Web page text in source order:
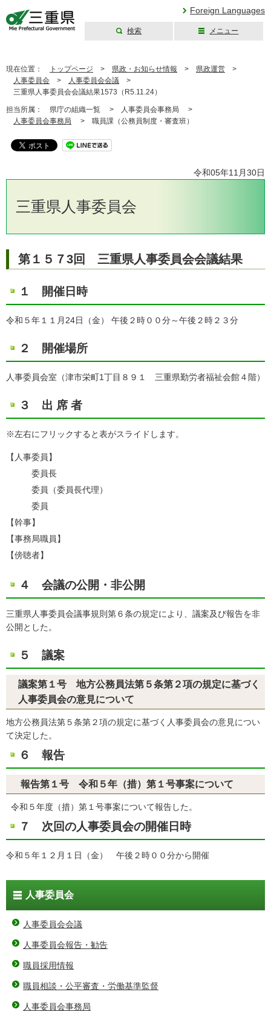
Foreign Languages
検索 メニュー
現在位置： トップページ > 県政・お知らせ情報 > 県政運営 >
人事委員会 > 人事委員会会議 >
三重県人事委員会会議結果1573（R5.11.24）
担当所属： 県庁の組織一覧 > 人事委員会事務局 >
人事委員会事務局 > 職員課（公務員制度・審査班）
令和05年11月30日
三重県人事委員会
第１５７3回 三重県人事委員会会議結果
１ 開催日時
令和５年１１月24日（金） 午後２時００分～午後２時２３分
２ 開催場所
人事委員会室（津市栄町1丁目８９１ 三重県勤労者福祉会館４階）
３ 出 席 者
※左右にフリックすると表がスライドします。
【人事委員】
委員長
委員（委員長代理）
委員
【幹事】
【事務局職員】
【傍聴者】
４ 会議の公開・非公開
三重県人事委員会議事規則第６条の規定により、議案及び報告を非
公開とした。
５ 議案
議案第１号 地方公務員法第５条第２項の規定に基づく
人事委員会の意見について
地方公務員法第５条第２項の規定に基づく人事委員会の意見につい
て決定した。
６ 報告
報告第１号 令和５年（措）第１号事案について
令和５年度（措）第１号事案について報告した。
７ 次回の人事委員会の開催日時
令和５年１２月１日（金） 午後２時００分から開催
人事委員会
人事委員会会議
人事委員会報告・勧告
職員採用情報
職員相談・公平審査・労働基準監督
人事委員会事務局